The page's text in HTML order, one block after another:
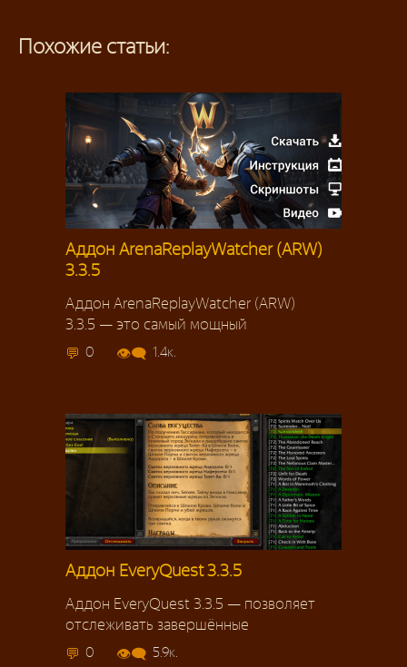
Похожие статьи:
Аддон ArenaReplayWatcher (ARW)
3.3.5
Аддон ArenaReplayWatcher (ARW)
3.3.5 — это самый мощный
0 1.4к.
Аддон EveryQuest 3.3.5
Аддон EveryQuest 3.3.5 — позволяет
отслеживать завершённые
0 5.9к.